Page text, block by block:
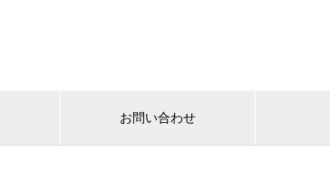
お問い合わせ